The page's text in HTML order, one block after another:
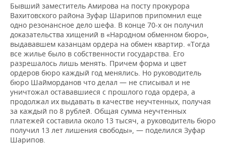
Бывший заместитель Амирова на посту прокурора
Вахитовского района Зуфар Шарипов припомнил еще
одно резонансное дело шефа. В конце 70-х он получил
доказательства хищений в «Народном обменном бюро»,
выдававшем казанцам ордера на обмен квартир. «Тогда
все жилье было в собственности государства. Его
разрешалось лишь менять. Причем форма и цвет
ордеров бюро каждый год менялись. Но руководитель
бюро Шайморданов что делал — не списывал и не
уничтожал остававшиеся с прошлого года ордера, а
продолжал их выдавать в качестве неучтенных, получая
за каждый по 8 рублей. Общая сумма неучтенных
платежей составила около 13 тысяч, а руководитель бюро
получил 13 лет лишения свободы», — поделился Зуфар
Шарипов.